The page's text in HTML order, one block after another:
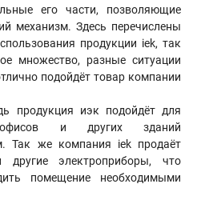
его части, позволяющие
механизм. Здесь перечислены
продукции iek, так
множество, разные ситуации
подойдёт товар компании
продукция иэк подойдёт для
и других зданий
Так же компания iek продаёт
другие электроприборы, что
помещение необходимыми